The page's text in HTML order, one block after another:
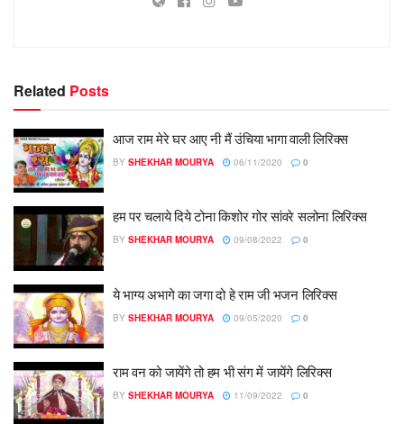
Related Posts
आज राम मेरे घर आए नी मैं उंचिया भागा वाली लिरिक्स
BY SHEKHAR MOURYA 06/11/2020 0
हम पर चलाये दिये टोना किशोर गोर सांवरे सलोना लिरिक्स
BY SHEKHAR MOURYA 09/08/2022 0
ये भाग्य अभागे का जगा दो हे राम जी भजन लिरिक्स
BY SHEKHAR MOURYA 09/05/2020 0
राम वन को जायेंगे तो हम भी संग में जायेंगे लिरिक्स
BY SHEKHAR MOURYA 11/09/2022 0